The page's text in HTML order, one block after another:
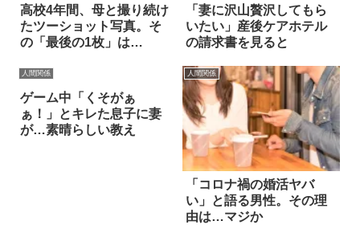
高校4年間、母と撮り続け
たツーショット写真。そ
の「最後の1枚」は…
「妻に沢山贅沢してもら
いたい」産後ケアホテル
の請求書を見ると
人間関係
ゲーム中「くそがぁ
ぁ！」とキレた息子に妻
が…素晴らしい教え
人間関係
「コロナ禍の婚活ヤバ
い」と語る男性。その理
由は…マジか